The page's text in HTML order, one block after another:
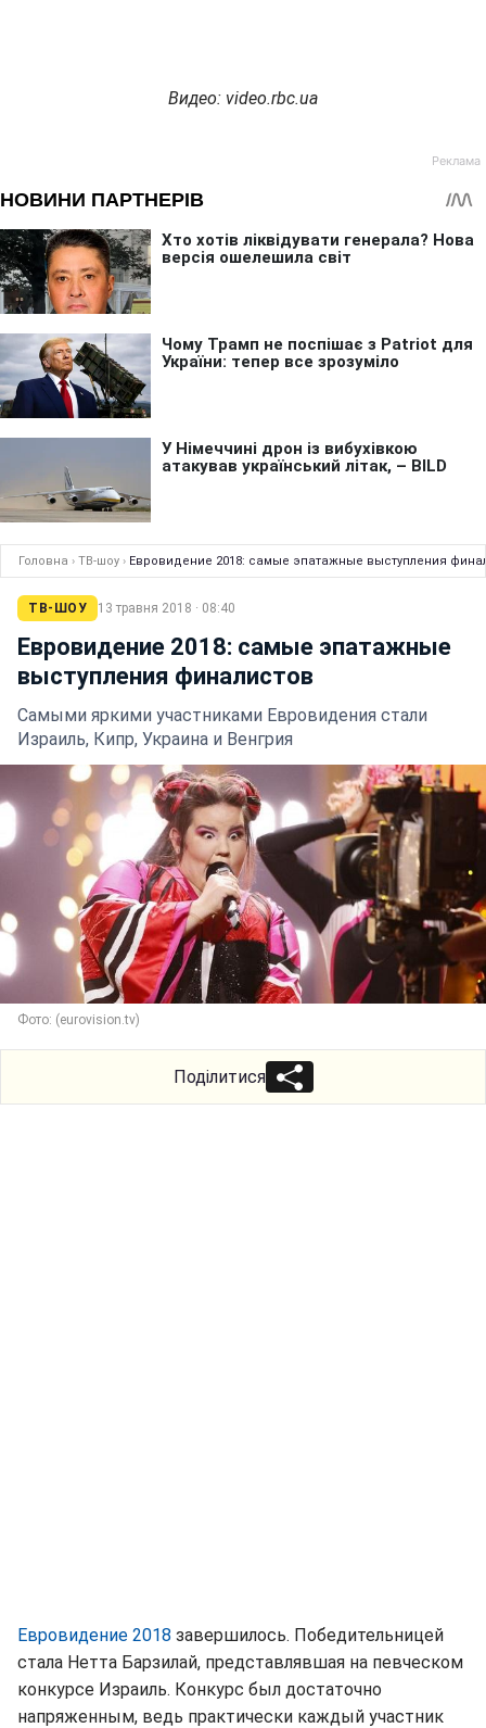
Видео: video.rbc.ua
Головна › ТВ-шоу › Евровидение 2018: самые эпатажные выступления
ТВ-ШОУ 13 травня 2018 · 08:40
Евровидение 2018: самые эпатажные
выступления финалистов
Самыми яркими участниками Евровидения стали
Израиль, Кипр, Украина и Венгрия
Фото: (eurovision.tv)
Поділитися
Евровидение 2018 завершилось. Победительницей
стала Нетта Барзилай, представлявшая на певческом
конкурсе Израиль. Конкурс был достаточно
напряженным, ведь практически каждый участник